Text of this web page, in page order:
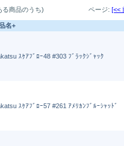
る商品のうち) ページ: [<<
名+
ｽｹｱﾌﾞﾛｰ48 #303 ﾌﾞﾗｯｸｼﾞｬｯｸ
ｽｹｱﾌﾞﾛｰ57 #261 ｱﾒﾘｶﾝﾌﾞﾙｰｼｬｯﾄﾞ